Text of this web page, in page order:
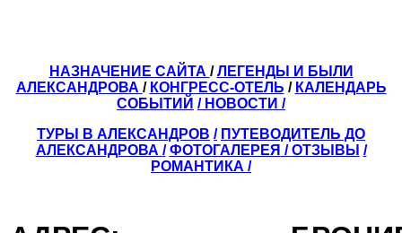
НАЗНАЧЕНИЕ САЙТА /ЛЕГЕНДЫ И БЫЛИ
АЛЕКСАНДРОВА / КОНГРЕСС-ОТЕЛЬ / КАЛЕНДАРЬ
СОБЫТИЙ / НОВОСТИ /
ТУРЫ В АЛЕКСАНДРОВ / ПУТЕВОДИТЕЛЬ ДО
АЛЕКСАНДРОВА / ФОТОГАЛЕРЕЯ /ОТЗЫВЫ /
РОМАНТИКА /